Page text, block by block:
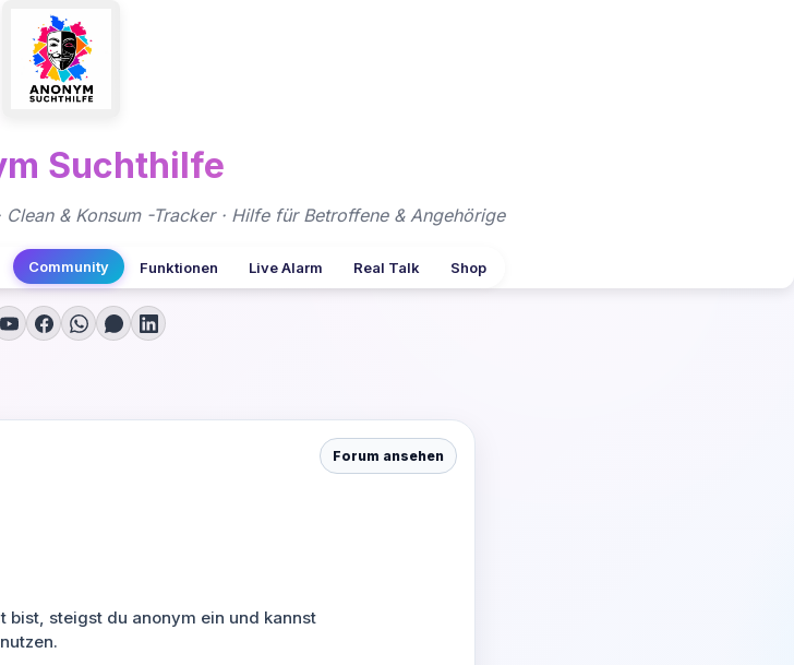
Suchthilfe
& Konsum -Tracker · Hilfe für Betroffene & Angehörige
Community Funktionen Live Alarm Real Talk Shop
Forum ansehen
bist, steigst du anonym ein und kannst